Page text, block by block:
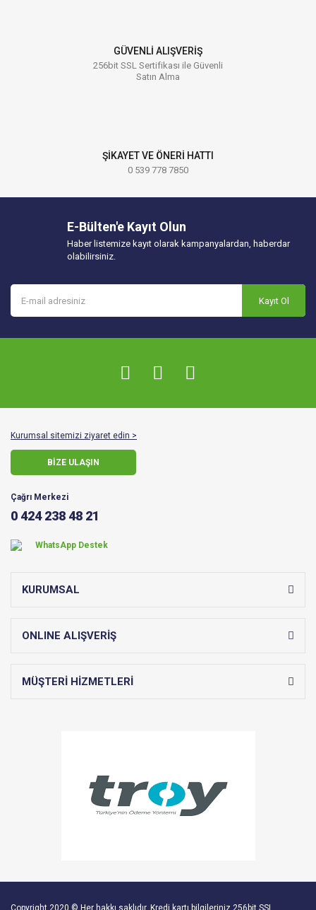
GÜVENLİ ALIŞVERİŞ
256bit SSL Sertifikası ile Güvenli
Satın Alma
ŞİKAYET VE ÖNERİ HATTI
0 539 778 7850
E-Bülten'e Kayıt Olun
Haber listemize kayıt olarak kampanyalardan, haberdar
olabilirsiniz.
Kayıt Ol
Kurumsal sitemizi ziyaret edin >
BİZE ULAŞIN
Çağrı Merkezi
0 424 238 48 21
WhatsApp Destek
KURUMSAL
ONLINE ALIŞVERİŞ
MÜŞTERİ HİZMETLERİ
Copyright 2020 © Her hakkı saklıdır. Kredi kartı bilgileriniz 256bit SSL